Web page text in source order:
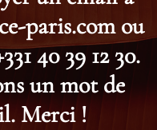
paris.com ou
40 39 12 30.
un mot de
Merci !